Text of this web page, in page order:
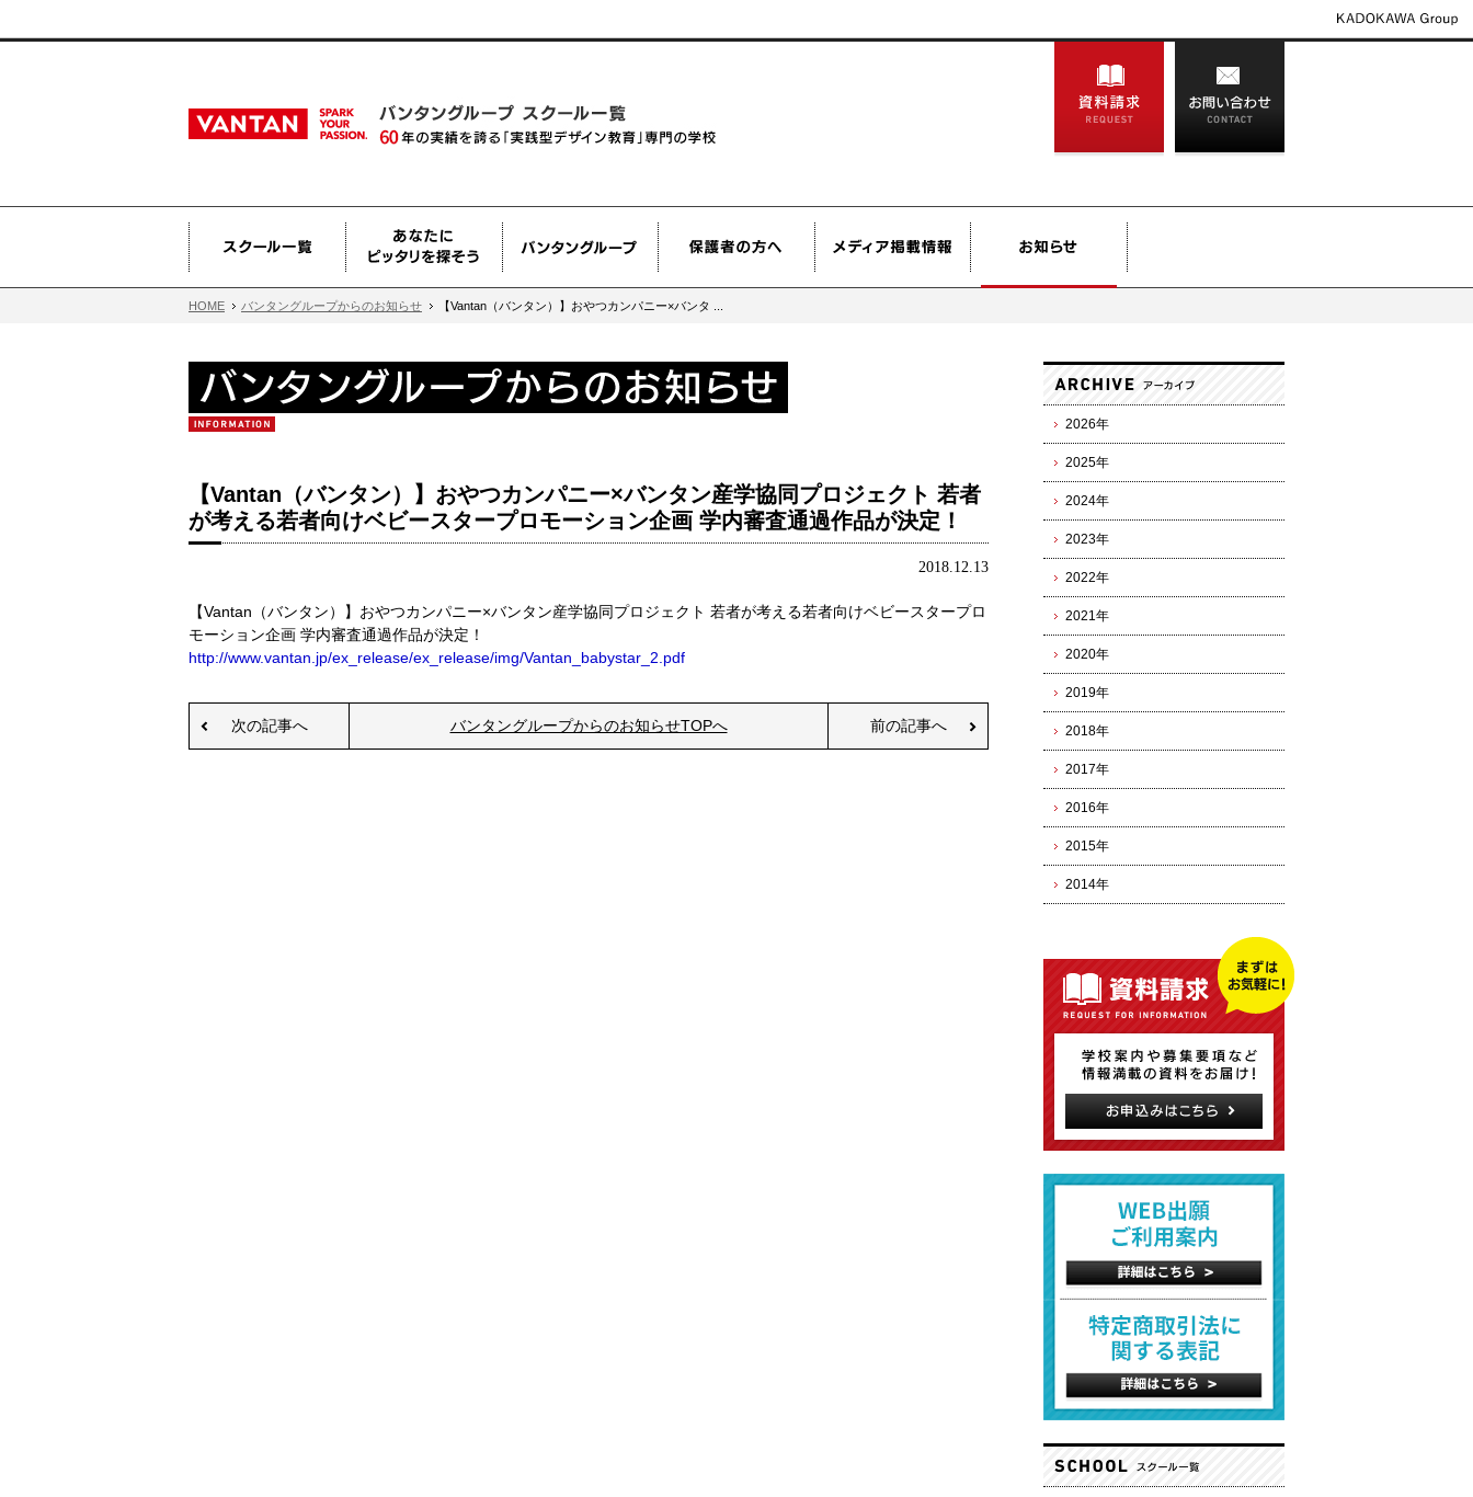
HOME バンタングループからのお知らせ 【Vantan（バンタン）】おやつカンパニー×バンタ ...
【Vantan（バンタン）】おやつカンパニー×バンタン産学協同プロジェクト 若者
が考える若者向けベビースタープロモーション企画 学内審査通過作品が決定！
2018.12.13
【Vantan（バンタン）】おやつカンパニー×バンタン産学協同プロジェクト 若者が考える若者向けベビースタープロ
モーション企画 学内審査通過作品が決定！
http://www.vantan.jp/ex_release/ex_release/img/Vantan_babystar_2.pdf
次の記事へ バンタングループからのお知らせTOPへ 前の記事へ
2026年
2025年
2024年
2023年
2022年
2021年
2020年
2019年
2018年
2017年
2016年
2015年
2014年